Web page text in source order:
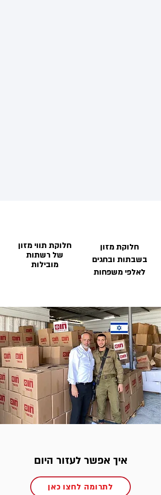
חלוקת תווי מזון
של רשתות
מובילות
חלוקת מזון
בשבתות ובחגים
לאלפי משפחות
איך אפשר לעזור היום
לתרומה לחצו כאן